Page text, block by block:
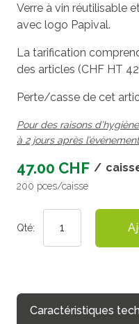
Verre à vin réutilisable
avec logo Papival.
La tarification
des articles (CHF HT
Perte/casse de cet
Pour des raisons
à 2 jours après
47.00 CHF /
200 pces/caisse
Qté:
Caractéristiques